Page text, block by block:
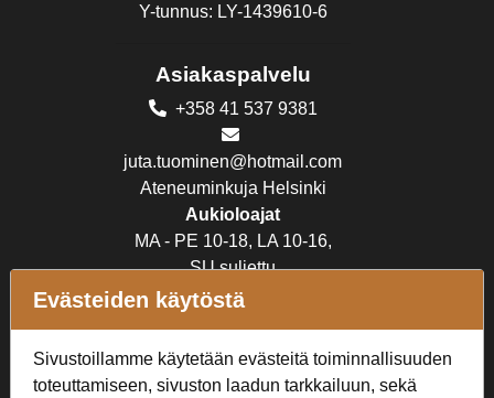
Y-tunnus: LY-1439610-6
Asiakaspalvelu
+358 41 537 9381
juta.tuominen@hotmail.com
Ateneuminkuja Helsinki
Aukioloajat
MA - PE 10-18, LA 10-16,
SU suljettu
Verkkokauppa
Tilaus- ja toimitusehdot
Rekisteriseloste
Evästeiden käytöstä
Sivustoillamme käytetään evästeitä toiminnallisuuden
toteuttamiseen, sivuston laadun tarkkailuun, sekä